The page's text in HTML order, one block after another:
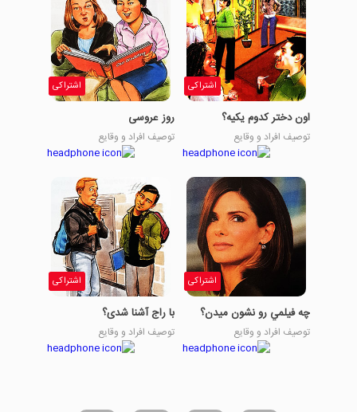
اشتراکی
اون دختر کدوم یکیه؟
توصیف افراد و وقایع
اشتراکی
روز عروسی
توصیف افراد و وقایع
اشتراکی
چه فيلمي رو نشون ميدن؟
توصیف افراد و وقایع
اشتراکی
با راج آشنا شدی؟
توصیف افراد و وقایع